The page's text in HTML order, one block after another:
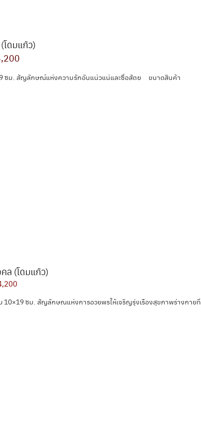
โดมแก้ว)
ซม. สัญลักษณ์แห่งความรักอันแน่วแน่และซื่อสัตย ขนาดสินค้า
ล (โดมแก้ว)
ซม. สัญลักษณแห่งการอวยพรให้เจริญรุ่งเรืองสุขภาพร่างกายที่